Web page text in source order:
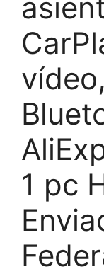
1 pc